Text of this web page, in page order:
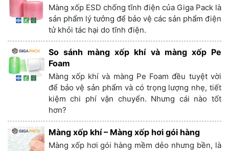
Màng xốp ESD chống tĩnh điện của Giga Pack là
sản phẩm lý tưởng để bảo vệ các sản phẩm điện
tử khỏi tác hại do tĩnh điện.
So sánh màng xốp khí và màng xốp Pe
Foam
Màng xốp khí và màng Pe Foam đều tuyệt vời
để bảo vệ sản phẩm và có trọng lượng nhẹ, tiết
kiệm chi phí vận chuyển. Nhưng cái nào tốt
hơn?
Màng xốp khí – Màng xốp hơi gói hàng
Màng xốp hơi gói hàng mềm dẻo nhưng bền, là